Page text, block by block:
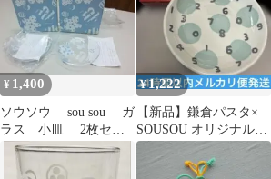
¥ 1,400
ソウソウ sou sou ガ
ラス 小皿 2枚セッ
ト ノベルティ はじ
¥1,222
【新品】鎌倉パスタ×
SOUSOU オリジナルプ
レート